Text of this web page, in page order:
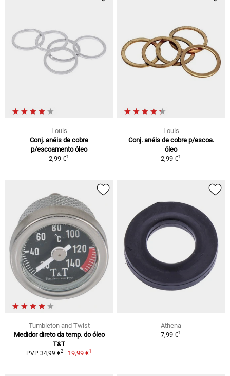
Louis
Conj. anéis de cobre
p/escoamento óleo
2,99 €1
Louis
Conj. anéis de cobre p/escoa.
óleo
2,99 €1
Tumbleton and Twist
Medidor direto da temp. do óleo
T&T
PVP 34,99 €2 19,99 €1
Athena
7,99 €1